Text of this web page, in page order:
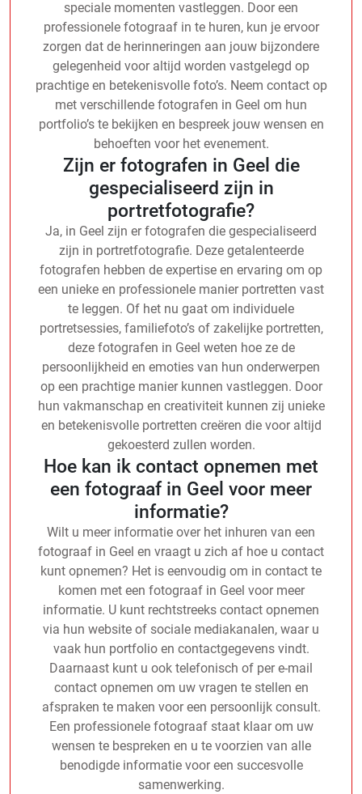
speciale momenten vastleggen. Door een
professionele fotograaf in te huren, kun je ervoor
zorgen dat de herinneringen aan jouw bijzondere
gelegenheid voor altijd worden vastgelegd op
prachtige en betekenisvolle foto’s. Neem contact op
met verschillende fotografen in Geel om hun
portfolio’s te bekijken en bespreek jouw wensen en
behoeften voor het evenement.
Zijn er fotografen in Geel die
gespecialiseerd zijn in
portretfotografie?
Ja, in Geel zijn er fotografen die gespecialiseerd
zijn in portretfotografie. Deze getalenteerde
fotografen hebben de expertise en ervaring om op
een unieke en professionele manier portretten vast
te leggen. Of het nu gaat om individuele
portretsessies, familiefoto’s of zakelijke portretten,
deze fotografen in Geel weten hoe ze de
persoonlijkheid en emoties van hun onderwerpen
op een prachtige manier kunnen vastleggen. Door
hun vakmanschap en creativiteit kunnen zij unieke
en betekenisvolle portretten creëren die voor altijd
gekoesterd zullen worden.
Hoe kan ik contact opnemen met
een fotograaf in Geel voor meer
informatie?
Wilt u meer informatie over het inhuren van een
fotograaf in Geel en vraagt u zich af hoe u contact
kunt opnemen? Het is eenvoudig om in contact te
komen met een fotograaf in Geel voor meer
informatie. U kunt rechtstreeks contact opnemen
via hun website of sociale mediakanalen, waar u
vaak hun portfolio en contactgegevens vindt.
Daarnaast kunt u ook telefonisch of per e-mail
contact opnemen om uw vragen te stellen en
afspraken te maken voor een persoonlijk consult.
Een professionele fotograaf staat klaar om uw
wensen te bespreken en u te voorzien van alle
benodigde informatie voor een succesvolle
samenwerking.